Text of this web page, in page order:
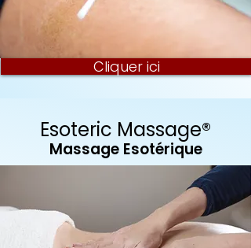
Cliquer ici
Esoteric Massage®
Massage Esotérique